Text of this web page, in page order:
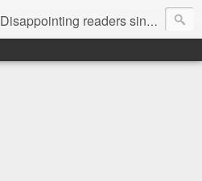
Disappointing readers since 2006